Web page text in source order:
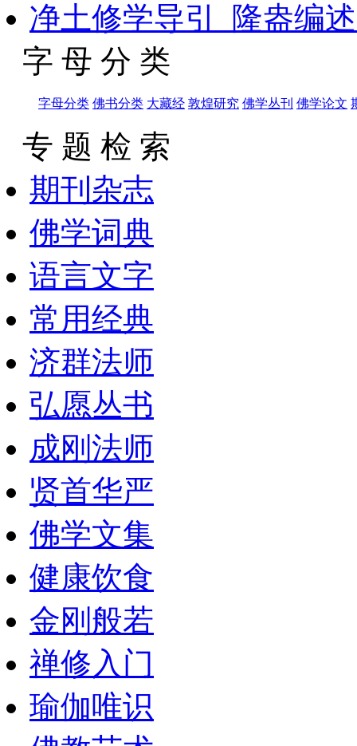
净土修学导引_隆盎编
字 母 分 类
字母分类 佛书分类 大藏经 敦煌研究 佛学丛刊 佛学论文
专 题 检 索
期刊杂志
佛学词典
语言文字
常用经典
济群法师
弘愿丛书
成刚法师
贤首华严
佛学文集
健康饮食
金刚般若
禅修入门
瑜伽唯识